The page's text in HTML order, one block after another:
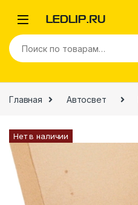
Главная Автосвет
Нет в наличии